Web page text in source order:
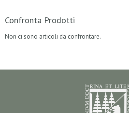
Confronta Prodotti
Non ci sono articoli da confrontare.